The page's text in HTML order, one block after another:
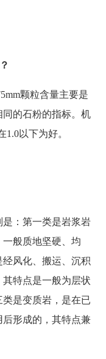
颗粒含量主要是
的石粉的指标。机
以下为好。
：第一类是岩浆岩
一般质地坚硬、均
风化、搬运、沉积
特点是一般为层状
是变质岩，是在已
形成的，其特点兼